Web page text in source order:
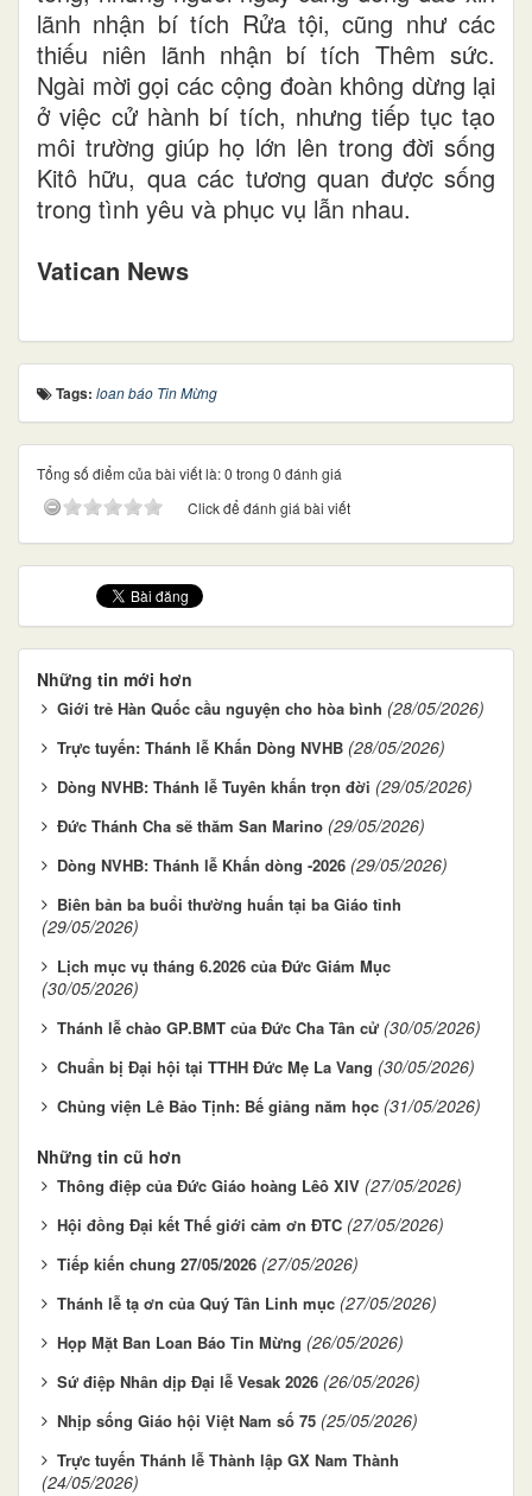
lãnh nhận bí tích Rửa tội, cũng như các
thiếu niên lãnh nhận bí tích Thêm sức.
Ngài mời gọi các cộng đoàn không dừng lại
ở việc cử hành bí tích, nhưng tiếp tục tạo
môi trường giúp họ lớn lên trong đời sống
Kitô hữu, qua các tương quan được sống
trong tình yêu và phục vụ lẫn nhau.
Vatican News
Tags: loan báo Tin Mừng
Tổng số điểm của bài viết là: 0 trong 0 đánh giá
Click để đánh giá bài viết
Những tin mới hơn
Giới trẻ Hàn Quốc cầu nguyện cho hòa bình (28/05/2026)
Trực tuyến: Thánh lễ Khấn Dòng NVHB (28/05/2026)
Dòng NVHB: Thánh lễ Tuyên khấn trọn đời (29/05/2026)
Đức Thánh Cha sẽ thăm San Marino (29/05/2026)
Dòng NVHB: Thánh lễ Khấn dòng -2026 (29/05/2026)
Biên bản ba buổi thường huấn tại ba Giáo tỉnh
(29/05/2026)
Lịch mục vụ tháng 6.2026 của Đức Giám Mục
(30/05/2026)
Thánh lễ chào GP.BMT của Đức Cha Tân cử (30/05/2026)
Chuẩn bị Đại hội tại TTHH Đức Mẹ La Vang (30/05/2026)
Chủng viện Lê Bảo Tịnh: Bế giảng năm học (31/05/2026)
Những tin cũ hơn
Thông điệp của Đức Giáo hoàng Lêô XIV (27/05/2026)
Hội đồng Đại kết Thế giới cảm ơn ĐTC (27/05/2026)
Tiếp kiến chung 27/05/2026 (27/05/2026)
Thánh lễ tạ ơn của Quý Tân Linh mục (27/05/2026)
Họp Mặt Ban Loan Báo Tin Mừng (26/05/2026)
Sứ điệp Nhân dịp Đại lễ Vesak 2026 (26/05/2026)
Nhịp sống Giáo hội Việt Nam số 75 (25/05/2026)
Trực tuyến Thánh lễ Thành lập GX Nam Thành
(24/05/2026)